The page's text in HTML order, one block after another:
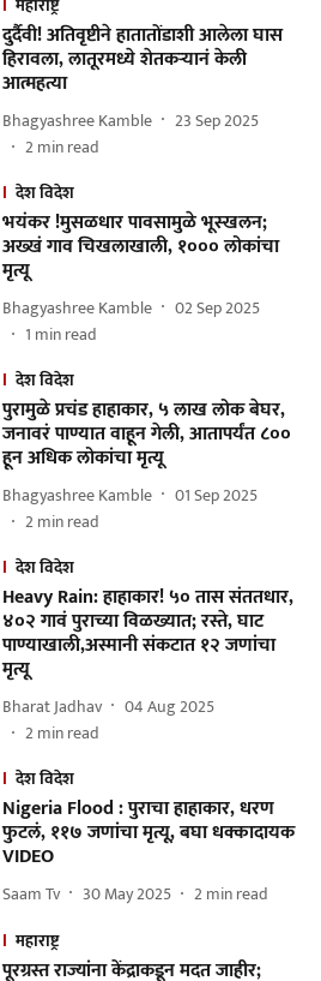
दुर्दैवी! अतिवृष्टीने हातातोंडाशी आलेला घास
हिरावला, लातूरमध्ये शेतकऱ्यानं केली
आत्महत्या
Bhagyashree Kamble
23 Sep 2025
2min read
देश विदेश
भयंकर !मुसळधार पावसामुळे भूस्खलन;
अख्खं गाव चिखलाखाली, १००० लोकांचा
मृत्यू
Bhagyashree Kamble
02 Sep 2025
1 min read
देश विदेश
पुरामुळे प्रचंड हाहाकार, ५ लाख लोक बेघर,
जनावरं पाण्यात वाहून गेली, आतापर्यंत ८००
हून अधिक लोकांचा मृत्यू
Bhagyashree Kamble
01 Sep 2025
2min read
देश विदेश
Heavy Rain: हाहाकार! ५० तास संततधार,
४०२ गावं पुराच्या विळख्यात; रस्ते, घाट
पाण्याखाली,अस्मानी संकटात १२ जणांचा
मृत्यू
Bharat Jadhav
04 Aug 2025
2min read
देश विदेश
Nigeria Flood : पुराचा हाहाकार, धरण
फुटलं, ११७ जणांचा मृत्यू, बघा धक्कादायक
VIDEO
Saam Tv 30 May 2025 2min read
महाराष्ट्र
पूरग्रस्त राज्यांना केंद्राकडून मदत जाहीर;